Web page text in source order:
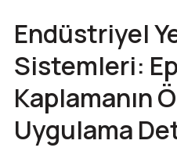
Endüstriyel
Sistemleri:
Kaplamanın
Uygulama